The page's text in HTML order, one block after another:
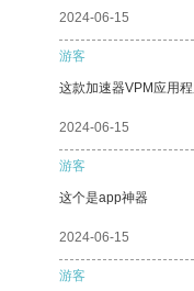
2024-06-15
游客
这款加速器VPM应用
2024-06-15
游客
这个是app神器
2024-06-15
游客